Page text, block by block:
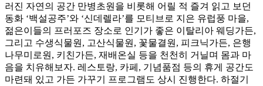
러진 자연의 공간 만병초원을 비롯해 어릴 적 즐겨 읽고 보던
동화 ‘백설공주’와 ‘신데렐라’를 모티브로 지은 유럽풍 마을,
젊은이들의 프러포즈 장소로 인기가 좋은 이탈리아 웨딩가든,
그리고 수생식물원, 고산식물원, 꽃물결원, 피크닉가든, 은행
나무미로원, 키친가든, 재배온실 등을 천천히 거닐며 몸과 마
음을 치유해보자. 레스토랑, 카페, 기념품점 등의 휴게 공간도
마련돼 있고 가든 가꾸기 프로그램도 상시 진행한다. 하절기